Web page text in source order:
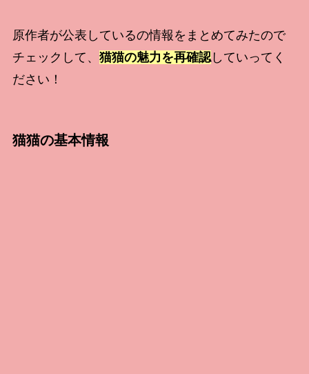
原作者が公表しているの情報をまとめてみたので
チェックして、 猫猫の魅力を再確認していってく
ださい！
猫猫の基本情報